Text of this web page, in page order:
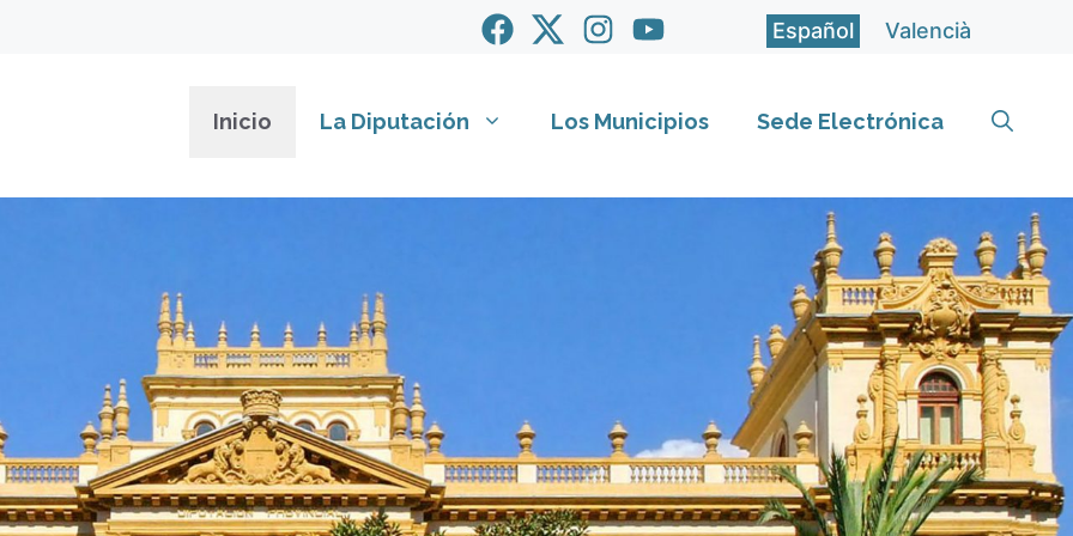
Español Valencià
Inicio La Diputación Los Municipios Sede Electrónica